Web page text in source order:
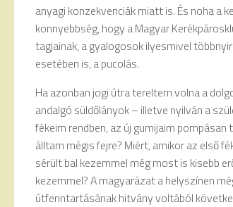
anyagi konzekvenciák miatt is. És noha
könnyebbség, hogy a Magyar
tagjainak, a gyalogosok ilyesmivel
esetében is, a pucolás.
Ha azonban jogi útra tereltem volna a
andalgó süldőlányok – illetve nyilván a
fékeim rendben, az új gumijaim
álltam mégis fejre? Miért, amikor az első
sérült bal kezemmel még most is kisebb
kezemmel? A magyarázat a helyszínen
útfenntartásának hitvány voltából